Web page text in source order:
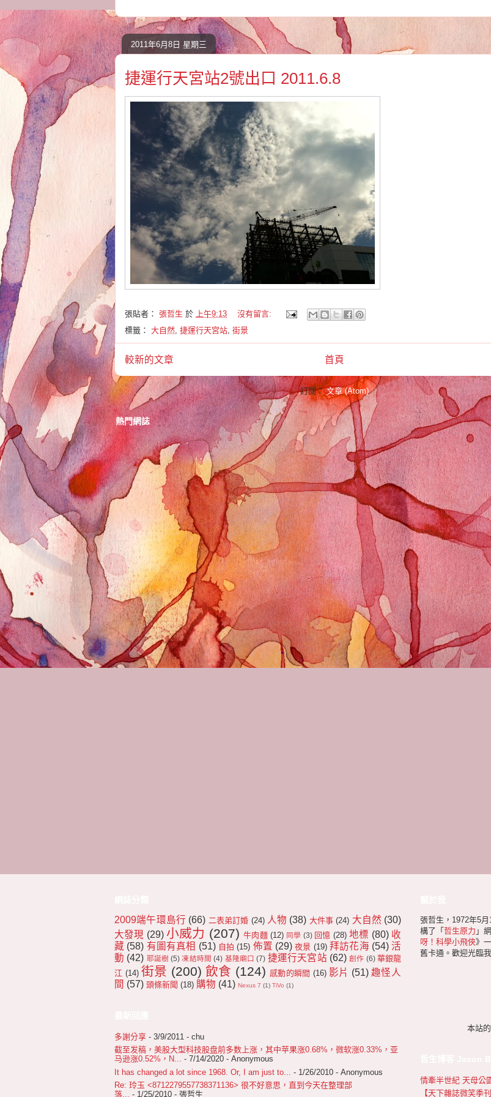
2011年6月8日 星期三
捷運行天宮站2號出口 2011.6.8
張貼者： 張哲生 於 上午9:13
沒有留言:
標籤： 大自然, 捷運行天宮站, 街景
較新的文章 首頁
訂閱：文章 (Atom)
熱門網誌
2009端午環島行 (66) 二表弟訂婚 (24) 人物 (38) 大件事 (24) 大自然 (30)
大發現 (29) 小威力 (207) 牛肉麵 (12) 同學 (3) 回憶 (28) 地標 (80) 收
藏 (58) 有圖有真相 (51) 自拍 (15) 佈置 (29) 夜景 (19) 拜訪花海 (54) 活
動 (42) 耶誕樹 (5) 凍結時間 (4) 基隆廟口 (7) 捷運行天宮站 (62) 創作 (6) 華銀龍
江 (14) 街景 (200) 飲食 (124) 感動的瞬間 (16) 影片 (51) 趣怪人
間 (57) 頭條新聞 (18) 購物 (41) Nexus 7 (1) TiVo (1)
多謝分享 - 3/9/2011 - chu
截至发稿，美股大型科技股盘前多数上涨，其中苹果涨0.68%，微软涨0.33%，亚
马逊涨0.52%，N... - 7/14/2020 - Anonymous
It has changed a lot since 1968. Or, I am just to...
- 1/26/2010 - Anonymous
Re: 玲玉 <8712279557738371136> 很不好意思，直到今天在整理部
落... - 1/25/2010 - 張哲生
張哲生，1972年5
構了「 哲生原力 」
呀！科學小飛俠》
舊卡通。歡迎光臨
本站
情牽半世紀 天母公
【天下雜誌微笑季